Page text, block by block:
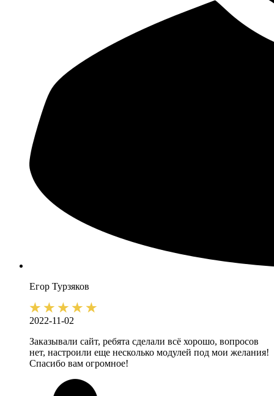
Егор Турзяков
2022-11-02
Заказывали сайт, ребята сделали всё хорошо, вопросов
нет, настроили еще несколько модулей под мои желания!
Спасибо вам огромное!